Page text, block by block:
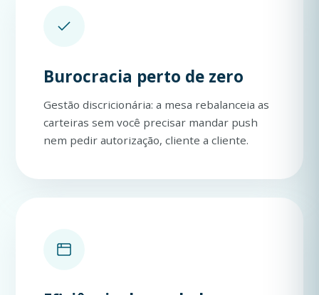
Burocracia perto de zero
Gestão discricionária: a mesa rebalanceia as
carteiras sem você precisar mandar push
nem pedir autorização, cliente a cliente.